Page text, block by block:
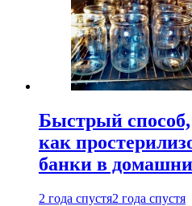
Быстрый способ,
как
банки в
2 года спустя2 года спустя